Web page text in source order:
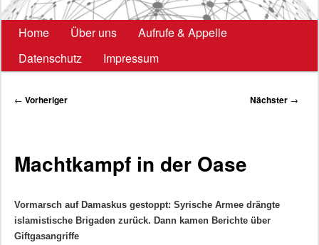
Hauptmenü
Home Über uns
Aufrufe & Appelle
Datenschutz
Impressum
Beitragsnavigation
← Vorheriger Nächster →
Machtkampf in der Oase
Vormarsch auf Damaskus gestoppt: Syrische Armee drängte
islamistische Brigaden zurück. Dann kamen Berichte über
Giftgasangriffe